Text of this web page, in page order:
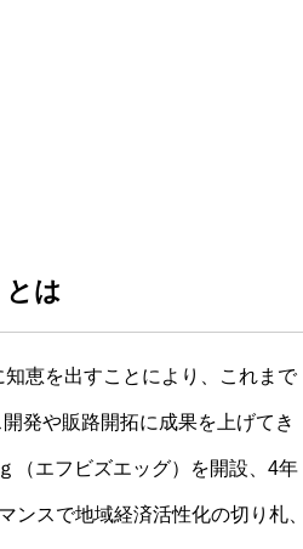
は
恵を出すことにより、これまで
発や販路開拓に成果を上げてき
（エフビズエッグ）を開設、4年
ンスで地域経済活性化の切り札、